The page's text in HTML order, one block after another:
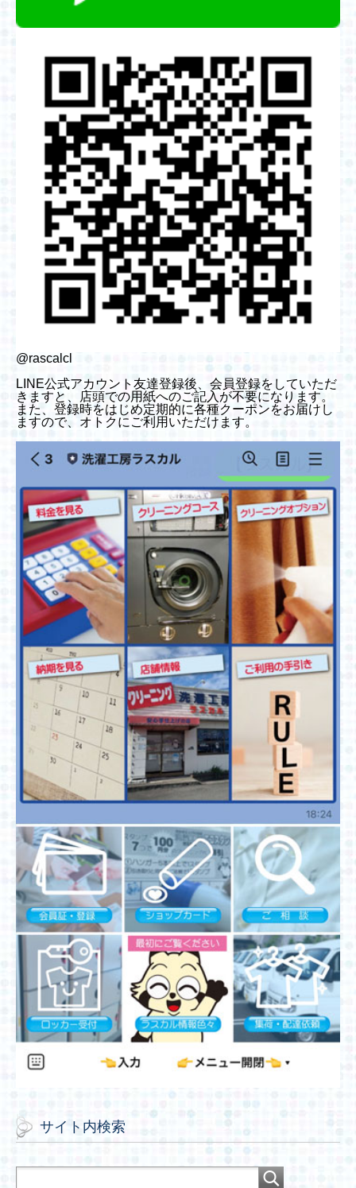
@rascalcl
LINE公式アカウント友達登録後、会員登録をしていただ
きますと、店頭での用紙へのご記入が不要になります。
また、登録時をはじめ定期的に各種クーポンをお届けし
ますので、オトクにご利用いただけます。
サイト内検索